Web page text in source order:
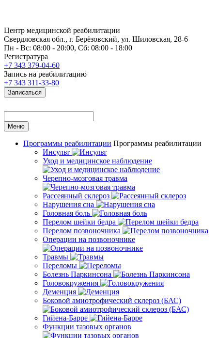
Центр медицинской реабилитации
Свердловская обл., г. Берёзовский, ул. Шиловская, 28-6
Пн - Вс: 08:00 - 20:00, Сб: 08:00 - 18:00
Регистратура
+7 343 379-04-60
Запись на реабилитацию
+7 343 311-33-80
Записаться
Меню
Программы реабилитации Программы реабилитации
Инсульт
Уход и медицинское наблюдение
Черепно-мозговая травма
Рассеянный склероз
Нарушения сна
Головная боль
Перелом шейки бедра
Перелом позвоночника
Операции на позвоночнике
Травмы
Переломы
Болезнь Паркинсона
Головокружения
Деменция
Боковой амиотрофический склероз (БАС)
Гийена-Барре
Функции тазовых органов